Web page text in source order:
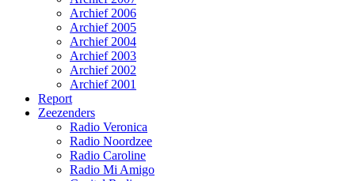
Archief 2006
Archief 2005
Archief 2004
Archief 2003
Archief 2002
Archief 2001
Report
Zeezenders
Radio Veronica
Radio Noordzee
Radio Caroline
Radio Mi Amigo